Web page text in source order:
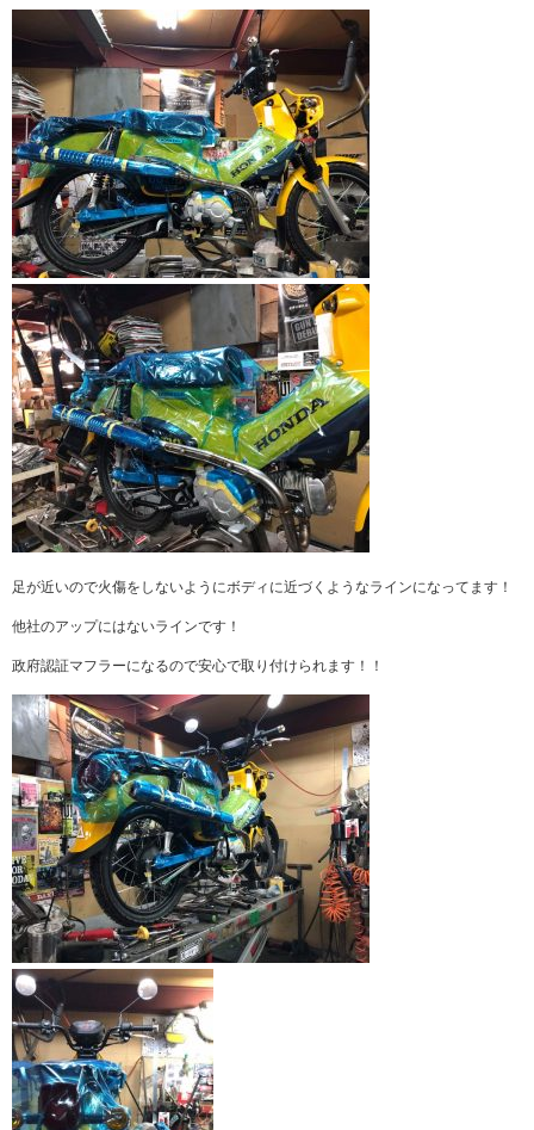
足が近いので火傷をしないようにボディに近づくようなラインになってます！
他社のアップにはないラインです！
政府認証マフラーになるので安心で取り付けられます！！